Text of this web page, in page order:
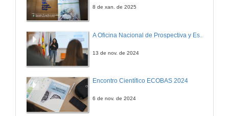
8 de xan. de 2025
13 de nov. de 2024
Encontro Científico ECOBAS 2024
6 de nov. de 2024